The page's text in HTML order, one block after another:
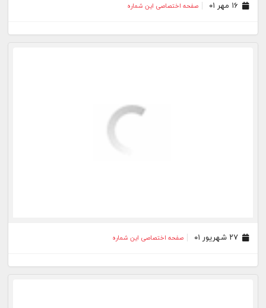
صفحه اختصاصی این شماره
۲۷ شهریور ۰۱ صفحه اختصاصی این شماره